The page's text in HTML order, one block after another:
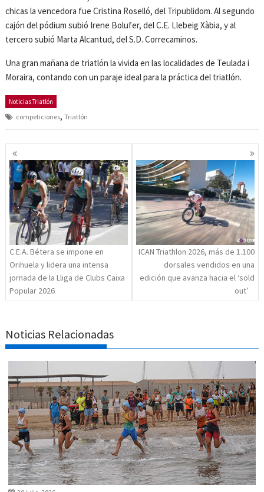
chicas la vencedora fue Cristina Roselló, del Tripublidom. Al segundo
cajón del pódium subió Irene Bolufer, del C.E. Llebeig Xàbia, y al
tercero subió Marta Alcantud, del S.D. Correcaminos.
Una gran mañana de triatlón la vivida en las localidades de Teulada i
Moraira, contando con un paraje ideal para la práctica del triatlón.
Noticias Triatlón
competiciones,Triatlón
Navegación
de
entradas
C.E.A. Bétera se impone en
Orihuela y lidera una intensa
jornada de la Lliga de Clubs Caixa
Popular 2026
ICAN Triathlon 2026, más de 1.100
dorsales vendidos en una
edición que avanza hacia el ‘sold
out’
Noticias Relacionadas